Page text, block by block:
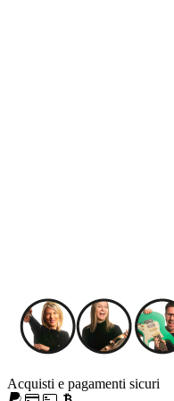
Acquisti e pagamenti sicuri